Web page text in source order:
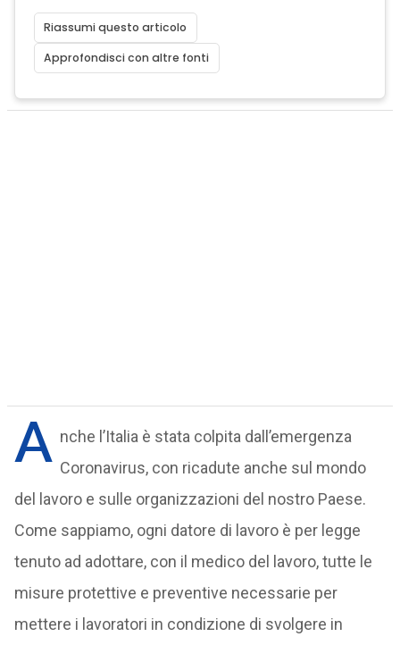
Riassumi questo articolo
Approfondisci con altre fonti
A nche l’Italia è stata colpita dall’emergenza
Coronavirus, con ricadute anche sul mondo
del lavoro e sulle organizzazioni del nostro Paese.
Come sappiamo, ogni datore di lavoro è per legge
tenuto ad adottare, con il medico del lavoro, tutte le
misure protettive e preventive necessarie per
mettere i lavoratori in condizione di svolgere in